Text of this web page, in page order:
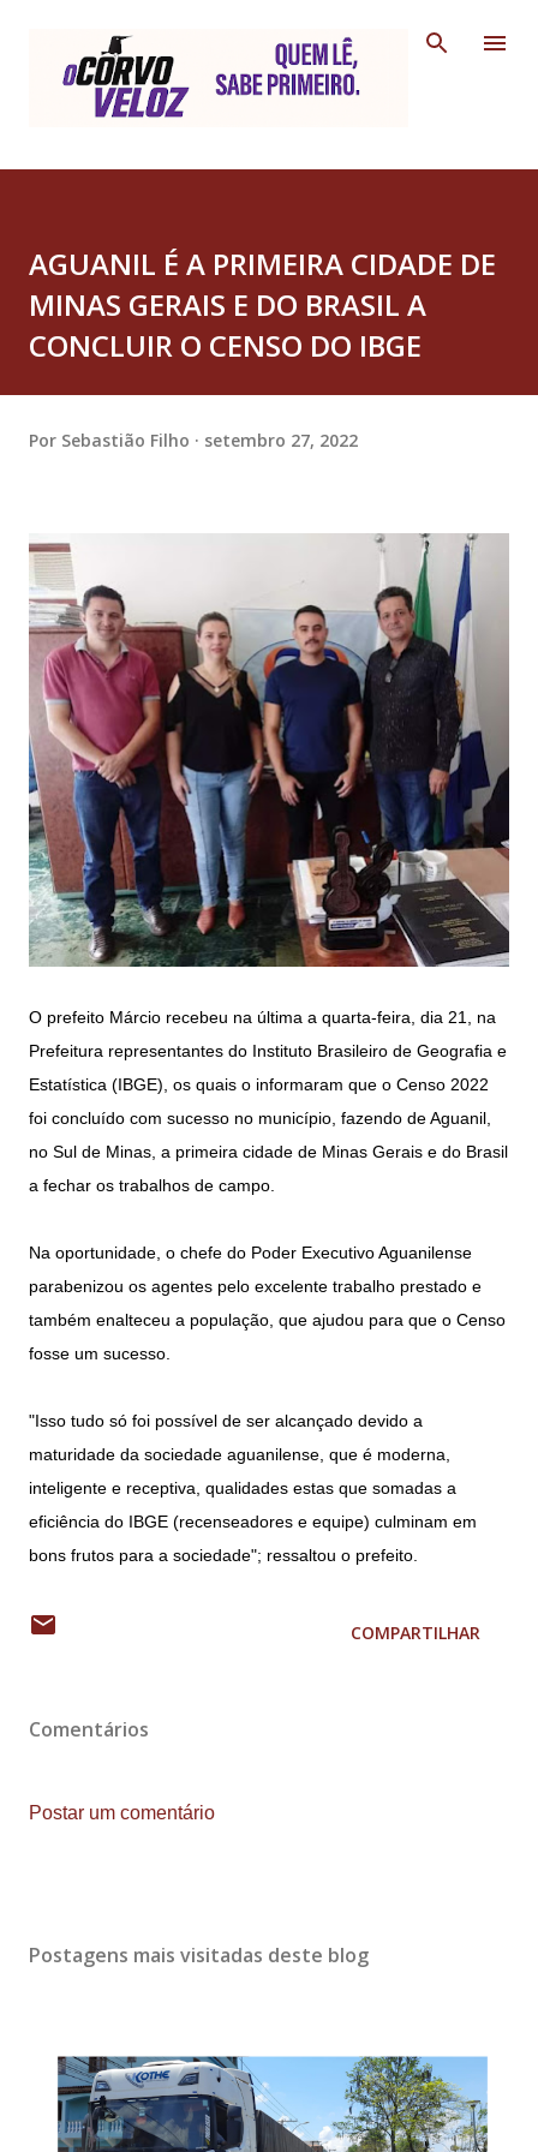
AGUANIL É A PRIMEIRA CIDADE DE
MINAS GERAIS E DO BRASIL A
CONCLUIR O CENSO DO IBGE
Por Sebastião Filho setembro 27, 2022
O prefeito Márcio recebeu na última a quarta-feira, dia 21, na
Prefeitura representantes do Instituto Brasileiro de Geografia e
Estatística (IBGE), os quais o informaram que o Censo 2022
foi concluído com sucesso no município, fazendo de Aguanil,
no Sul de Minas, a primeira cidade de Minas Gerais e do Brasil
a fechar os trabalhos de campo.
Na oportunidade, o chefe do Poder Executivo Aguanilense
parabenizou os agentes pelo excelente trabalho prestado e
também enalteceu a população, que ajudou para que o Censo
fosse um sucesso.
"Isso tudo só foi possível de ser alcançado devido a
maturidade da sociedade aguanilense, que é moderna,
inteligente e receptiva, qualidades estas que somadas a
eficiência do IBGE (recenseadores e equipe) culminam em
bons frutos para a sociedade"; ressaltou o prefeito.
COMPARTILHAR
Comentários
Postar um comentário
Postagens mais visitadas deste blog